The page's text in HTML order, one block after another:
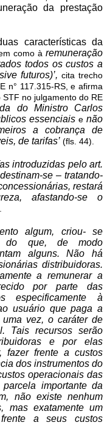
da prestação
características da
como à remuneração
todos os custos a
futuros)’,cita trecho
n° 117.315-RS, e afirma
no julgamento do RE
do Ministro Carlos
essenciaisenão
a cobrança de
de tarifas’ (fls. 44).
introduzidas pelo art.
se – tratando-
restará
afastando-se o
algum, criou- se
do que, de modo
alguns. Não há
distribuidoras.
a remunerar a
por parte das
especificamente à
usuário que paga a
vez, o caráter de
Tais recursos serão
e por elas
fazer frente a custos
dos instrumentos do
operacionais das
parcela importante da
não existe nenhum
mas exatamente um
a seus custos